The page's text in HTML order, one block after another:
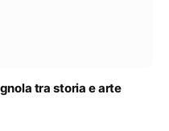
tra storia e arte